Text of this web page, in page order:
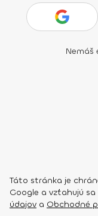
Nemáš
Táto stránka je
Google a vzťahujú
údajov a Obchodné